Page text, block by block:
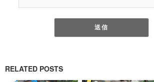
RELATED POSTS